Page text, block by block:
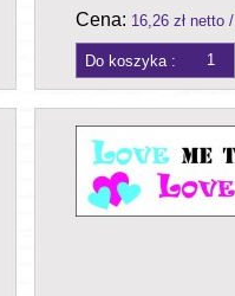
Cena: 16,26 zł netto /